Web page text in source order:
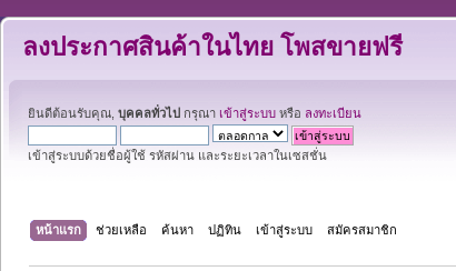
ลงประกาศสินค้าในไทย โพสขายฟรี
ยินดีต้อนรับคุณ, บุคคลทั่วไป กรุณา เข้าสู่ระบบ หรือ ลงทะเบียน
เข้าสู่ระบบด้วยชื่อผู้ใช้ รหัสผ่าน และระยะเวลาในเซสชั่น
หน้าแรก ช่วยเหลือ ค้นหา ปฏิทิน เข้าสู่ระบบ สมัครสมาชิก